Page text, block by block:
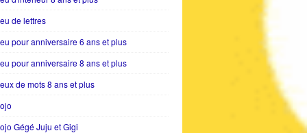
de lettres
pour anniversaire 6 ans et plus
pour anniversaire 8 ans et plus
de mots 8 ans et plus
Gégé Juju et Gigi